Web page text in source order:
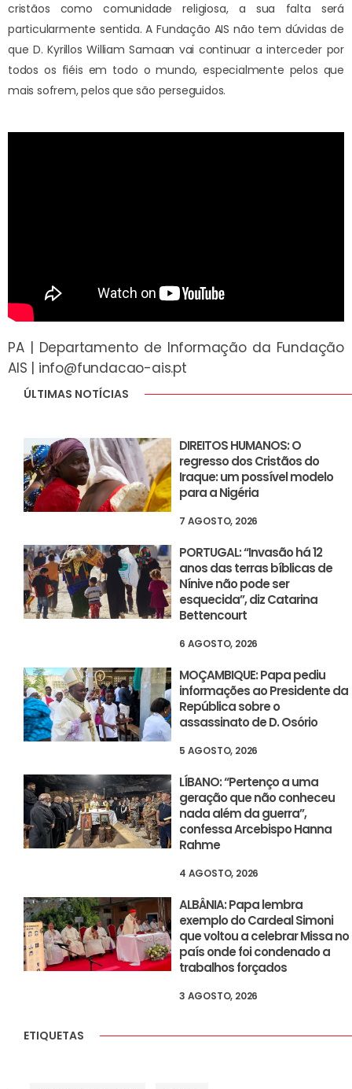
cristãos como comunidade religiosa, a sua falta será
particularmente sentida. A Fundação AIS não tem dúvidas de
que D. Kyrillos William Samaan vai continuar a interceder por
todos os fiéis em todo o mundo, especialmente pelos que
mais sofrem, pelos que são perseguidos.
PA | Departamento de Informação da Fundação
AIS | info@fundacao-ais.pt
ÚLTIMAS NOTÍCIAS
DIREITOS HUMANOS: O
regresso dos Cristãos do
Iraque: um possível modelo
para a Nigéria
7 AGOSTO, 2026
PORTUGAL: “Invasão há 12
anos das terras bíblicas de
Nínive não pode ser
esquecida”, diz Catarina
Bettencourt
6 AGOSTO, 2026
MOÇAMBIQUE: Papa pediu
informações ao Presidente da
República sobre o
assassinato de D. Osório
5 AGOSTO, 2026
LÍBANO: “Pertenço a uma
geração que não conheceu
nada além da guerra”,
confessa Arcebispo Hanna
Rahme
4 AGOSTO, 2026
ALBÂNIA: Papa lembra
exemplo do Cardeal Simoni
que voltou a celebrar Missa no
país onde foi condenado a
trabalhos forçados
3 AGOSTO, 2026
ETIQUETAS